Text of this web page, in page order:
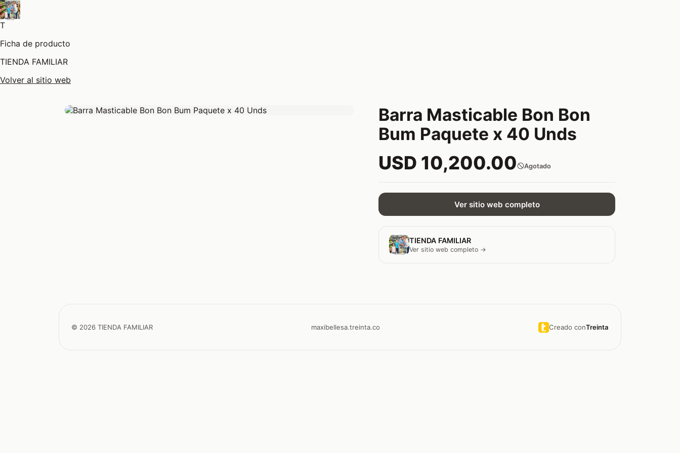
T
Ficha de producto
TIENDA FAMILIAR
Volver al sitio web
Barra Masticable Bon Bon
Bum Paquete x 40 Unds
USD 10,200.00 Agotado
Ver sitio web completo
TIENDA FAMILIAR
Ver sitio web completo →
© 2026 TIENDA FAMILIAR maxibellesa.treinta.co Creado conTreinta